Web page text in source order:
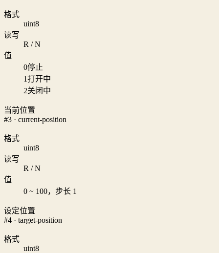
格式
uint8
读写
R / N
值
0停止
1打开中
2关闭中
当前位置
#3 · current-position
格式
uint8
读写
R / N
值
0 ~ 100，步长 1
设定位置
#4 · target-position
格式
uint8